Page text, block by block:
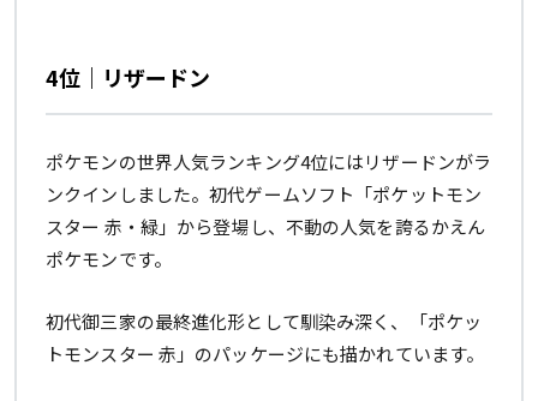
4位｜リザードン
ポケモンの世界人気ランキング4位にはリザードンがラ
ンクインしました。初代ゲームソフト「ポケットモン
スター 赤・緑」から登場し、不動の人気を誇るかえん
ポケモンです。
初代御三家の最終進化形として馴染み深く、「ポケッ
トモンスター 赤」のパッケージにも描かれています。